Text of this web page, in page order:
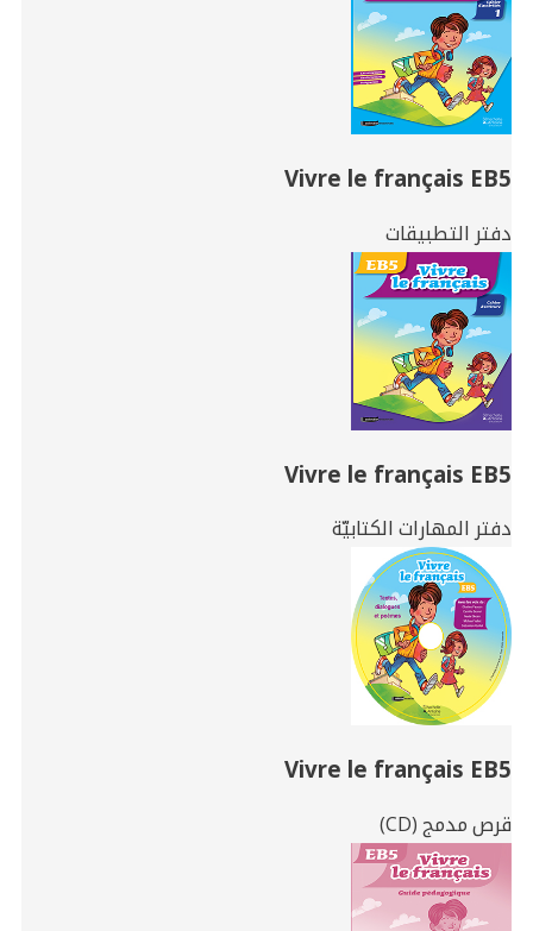
Vivre le français EB5
دفتر التطبيقات
Vivre le français EB5
دفتر المهارات الكتابيّة
Vivre le français EB5
قرص مدمج (CD)